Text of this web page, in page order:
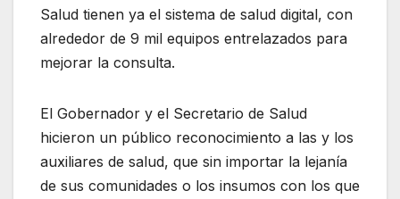
Salud tienen ya el sistema de salud digital, con
alrededor de 9 mil equipos entrelazados para
mejorar la consulta.
El Gobernador y el Secretario de Salud
hicieron un público reconocimiento a las y los
auxiliares de salud, que sin importar la lejanía
de sus comunidades o los insumos con los que